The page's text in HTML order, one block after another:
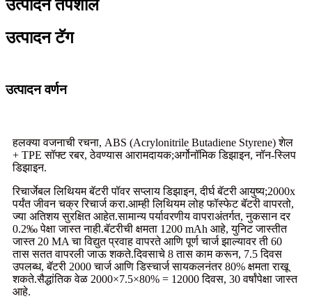
उत्पादन तपशील
उत्पादन टॅग
उत्पादन वर्णन
हलक्या वजनाची रचना, ABS (Acrylonitrile Butadiene Styrene) शेल
+ TPE सॉफ्ट रबर, ठेवण्यास आरामदायक;अर्गोनॉमिक डिझाइन, नॉन-स्लिप
डिझाइन.
रिचार्जेबल लिथियम बॅटरी पॉवर सप्लाय डिझाइन, दीर्घ बॅटरी आयुष्य;2000x
पर्यंत जीवन चक्र रिचार्ज करा.आम्ही लिथियम लोह फॉस्फेट बॅटरी वापरतो,
ज्या अतिशय सुरक्षित आहेत.सामान्य पर्यावरणीय वापराअंतर्गत, नुकसान दर
0.2‰ पेक्षा जास्त नाही.बॅटरीची क्षमता 1200 mAh आहे, युनिट जास्तीत
जास्त 20 MA चा विद्युत प्रवाह वापरते आणि पूर्ण चार्ज झाल्यावर ती 60
तास सतत वापरली जाऊ शकते.दिवसाचे 8 तास काम करून, 7.5 दिवस
उपलब्ध, बॅटरी 2000 चार्ज आणि डिस्चार्ज सायकलनंतर 80% क्षमता राखू
शकते.सैद्धांतिक वेळ 2000×7.5×80% = 12000 दिवस, 30 वर्षांपेक्षा जास्त
आहे.